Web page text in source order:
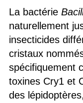
La bactérie
naturellement
insecticides
cristaux
spécifiquement
toxines Cry1 et
des